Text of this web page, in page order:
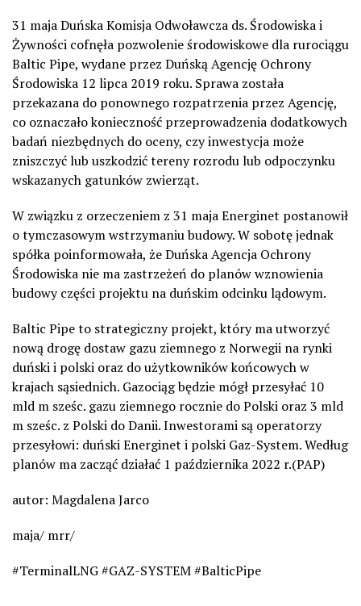
31 maja Duńska Komisja Odwoławcza ds. Środowiska i
Żywności cofnęła pozwolenie środowiskowe dla rurociągu
Baltic Pipe, wydane przez Duńską Agencję Ochrony
Środowiska 12 lipca 2019 roku. Sprawa została
przekazana do ponownego rozpatrzenia przez Agencję,
co oznaczało konieczność przeprowadzenia dodatkowych
badań niezbędnych do oceny, czy inwestycja może
zniszczyć lub uszkodzić tereny rozrodu lub odpoczynku
wskazanych gatunków zwierząt.
W związku z orzeczeniem z 31 maja Energinet postanowił
o tymczasowym wstrzymaniu budowy. W sobotę jednak
spółka poinformowała, że Duńska Agencja Ochrony
Środowiska nie ma zastrzeżeń do planów wznowienia
budowy części projektu na duńskim odcinku lądowym.
Baltic Pipe to strategiczny projekt, który ma utworzyć
nową drogę dostaw gazu ziemnego z Norwegii na rynki
duński i polski oraz do użytkowników końcowych w
krajach sąsiednich. Gazociąg będzie mógł przesyłać 10
mld m sześc. gazu ziemnego rocznie do Polski oraz 3 mld
m sześc. z Polski do Danii. Inwestorami są operatorzy
przesyłowi: duński Energinet i polski Gaz-System. Według
planów ma zacząć działać 1 października 2022 r.(PAP)
autor: Magdalena Jarco
maja/ mrr/
#TerminalLNG #GAZ-SYSTEM #BalticPipe